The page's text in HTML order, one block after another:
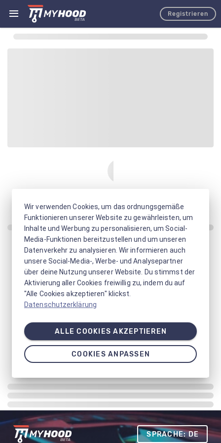
Registrieren
SPRACHE: DE
Wir verwenden Cookies, um das ordnungsgemäße
Funktionieren unserer Website zu gewährleisten, um
Inhalte und Werbung zu personalisieren, um Social-
Media-Funktionen bereitzustellen und um unseren
Datenverkehr zu analysieren. Wir informieren auch
unsere Social-Media-, Werbe- und Analysepartner
über deine Nutzung unserer Website. Du stimmst der
Aktivierung aller Cookies freiwillig zu, indem du auf
"Alle Cookies akzeptieren" klickst.
Datenschutzerklärung
ALLE COOKIES AKZEPTIEREN
COOKIES ANPASSEN